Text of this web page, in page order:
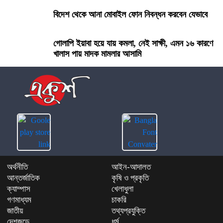
বিদেশ থেকে আনা মোবাইল ফোন নিবন্ধন করবেন যেভাবে
গোলাপি ইয়াবা হয়ে যায় কমলা, নেই সাক্ষী, এমন ১৬ কারণে
খালাস পায় মাদক মামলার আসামি
অর্থনীতি
আইন-আদালত
আন্তর্জাতিক
কৃষি ও প্রকৃতি
ক্যাম্পাস
খেলাধুলা
গণমাধ্যম
চাকরি
জাতীয়
তথ্যপ্রযুক্তি